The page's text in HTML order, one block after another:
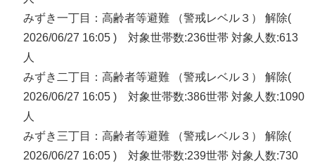
みずき一丁目：高齢者等避難 （警戒レベル３） 解除(
2026/06/27 16:05 ) 対象世帯数:236世帯 対象人数:613
人
みずき二丁目：高齢者等避難 （警戒レベル３） 解除(
2026/06/27 16:05 ) 対象世帯数:386世帯 対象人数:1090
人
みずき三丁目：高齢者等避難 （警戒レベル３） 解除(
2026/06/27 16:05 ) 対象世帯数:239世帯 対象人数:730